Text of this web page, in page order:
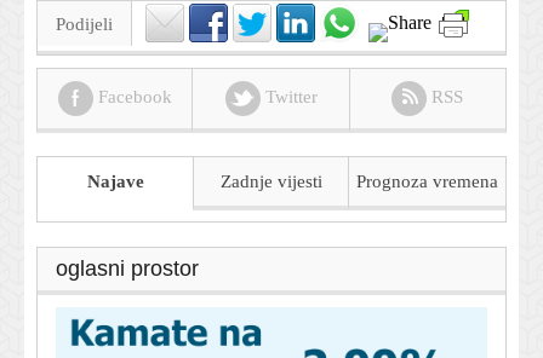
Podijeli
Facebook Twitter RSS
Najave Zadnje vijesti Prognoza vremena
oglasni prostor